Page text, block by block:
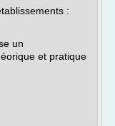
:
un
et pratique